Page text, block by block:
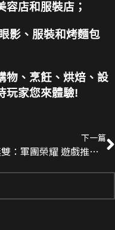
容店和服裝店；
影、服裝和烤麵包
物、烹飪、烘焙、設
玩家您來體驗!
下一篇
極無雙：軍團榮耀 遊戲推薦 遊戲 代儲